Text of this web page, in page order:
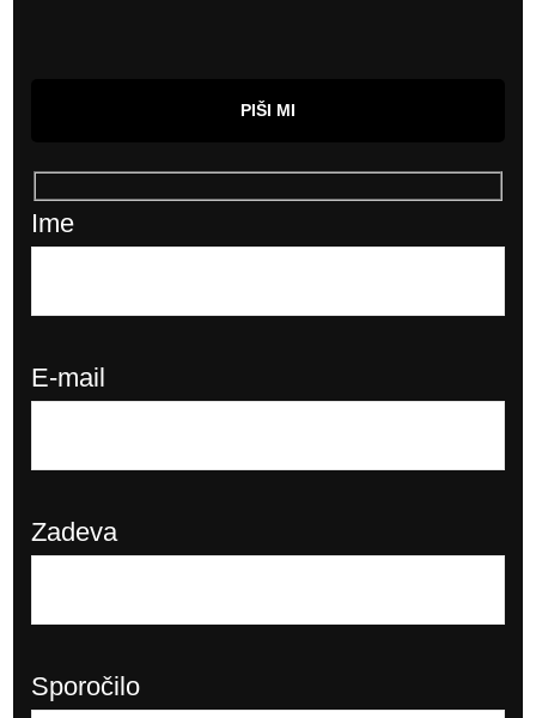
PIŠI MI
Ime
E-mail
Zadeva
Sporočilo